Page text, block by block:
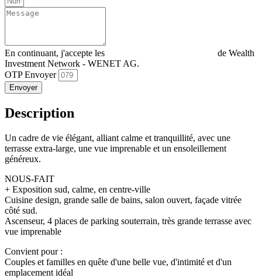
En continuant, j'accepte les
de Wealth
Investment Network - WENET AG.
OTP Envoyer
Envoyer
Description
Un cadre de vie élégant, alliant calme et tranquillité, avec une
terrasse extra-large, une vue imprenable et un ensoleillement
généreux.
NOUS-FAIT
+ Exposition sud, calme, en centre-ville
Cuisine design, grande salle de bains, salon ouvert, façade vitrée
côté sud.
Ascenseur, 4 places de parking souterrain, très grande terrasse avec
vue imprenable
Convient pour :
Couples et familles en quête d'une belle vue, d'intimité et d'un
emplacement idéal